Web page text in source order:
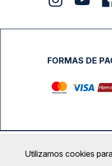
FORMAS DE
Calçada das Margaridas,
Utilizamos cookies